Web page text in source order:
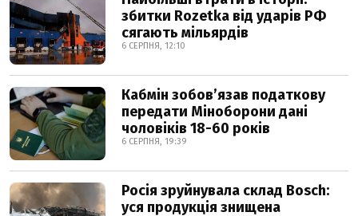
збитки Rozetka від ударів РФ
сягають мільярдів
6 СЕРПНЯ, 12:10
Кабмін зобовʼязав податкову
передати Міноборони дані
чоловіків 18-60 років
6 СЕРПНЯ, 19:39
Росія зруйнувала склад Bosch:
уся продукція знищена